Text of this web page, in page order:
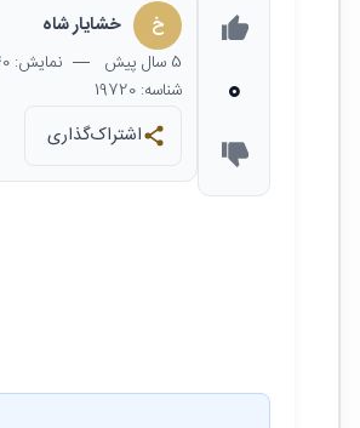
0
خ خشایار شاه
5 سال پیش — نمایش: 1940 بار
شناسه: 19720
اشتراک‌گذاری